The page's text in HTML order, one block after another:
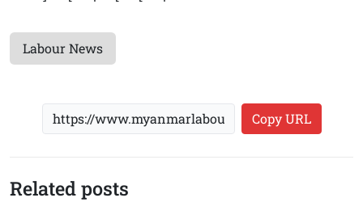
Labour News
Copy URL
Related posts